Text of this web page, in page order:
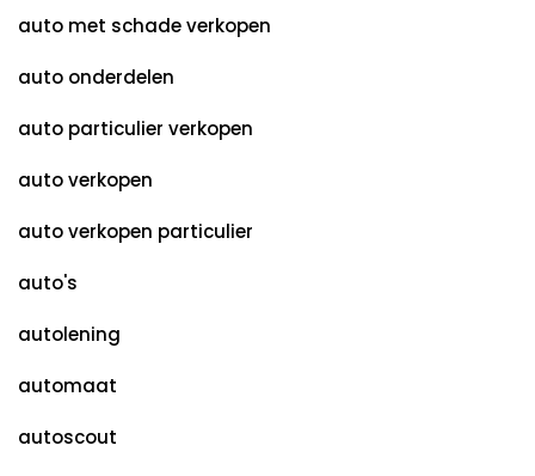
auto met schade verkopen
auto onderdelen
auto particulier verkopen
auto verkopen
auto verkopen particulier
auto's
autolening
automaat
autoscout